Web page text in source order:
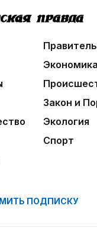
Экономика
Закон и
Экология
Спорт
ПОДПИСКУ